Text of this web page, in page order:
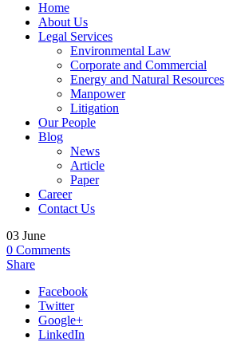
Home
About Us
Legal Services
Environmental Law
Corporate and Commercial
Energy and Natural Resources
Manpower
Litigation
Our People
Blog
News
Article
Paper
Career
Contact Us
03 June
0 Comments
Share
Facebook
Twitter
Google+
LinkedIn